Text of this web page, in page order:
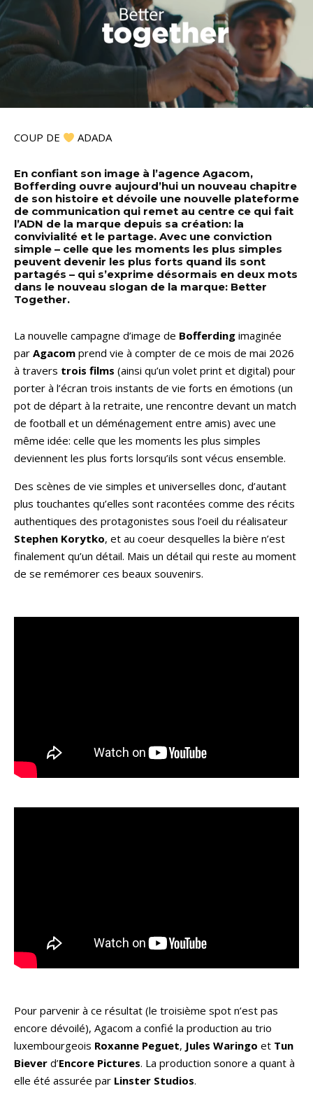
COUP DE ADADA
En confiant son image à l’agence Agacom,
Bofferding ouvre aujourd’hui un nouveau chapitre
de son histoire et dévoile une nouvelle plateforme
de communication qui remet au centre ce qui fait
l’ADN de la marque depuis sa création: la
convivialité et le partage. Avec une conviction
simple – celle que les moments les plus simples
peuvent devenir les plus forts quand ils sont
partagés – qui s’exprime désormais en deux mots
dans le nouveau slogan de la marque: Better
Together.
La nouvelle campagne d’image de Bofferding imaginée
par Agacom prend vie à compter de ce mois de mai 2026
à travers trois films (ainsi qu’un volet print et digital) pour
porter à l’écran trois instants de vie forts en émotions (un
pot de départ à la retraite, une rencontre devant un match
de football et un déménagement entre amis) avec une
même idée: celle que les moments les plus simples
deviennent les plus forts lorsqu’ils sont vécus ensemble.
Des scènes de vie simples et universelles donc, d’autant
plus touchantes qu’elles sont racontées comme des récits
authentiques des protagonistes sous l’oeil du réalisateur
Stephen Korytko, et au coeur desquelles la bière n’est
finalement qu’un détail. Mais un détail qui reste au moment
de se remémorer ces beaux souvenirs.
Pour parvenir à ce résultat (le troisième spot n’est pas
encore dévoilé), Agacom a confié la production au trio
luxembourgeois Roxanne Peguet, Jules Waringo et Tun
Biever d’Encore Pictures. La production sonore a quant à
elle été assurée par Linster Studios.